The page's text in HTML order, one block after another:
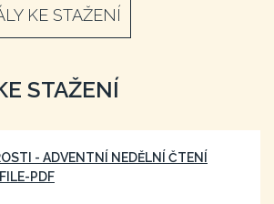
KE STAŽENÍ
STAŽENÍ
- ADVENTNÍ NEDĚLNÍ ČTENÍ
FILE-PDF